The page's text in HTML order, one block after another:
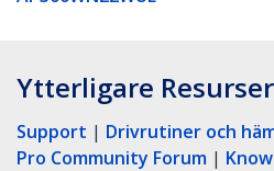
Ytterligare Resurser
Support | Drivrutiner och
Pro Community Forum |